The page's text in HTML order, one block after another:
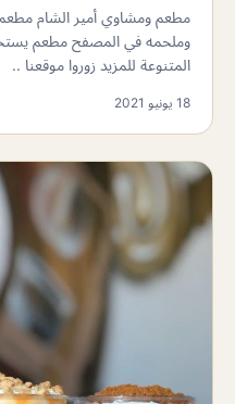
مطعم ومشاوي أمير الشام
وملحمه في المصفح مطعم يستحق
المتنوعة للمزيد زوروا موقعنا ..
18 يونيو 2021